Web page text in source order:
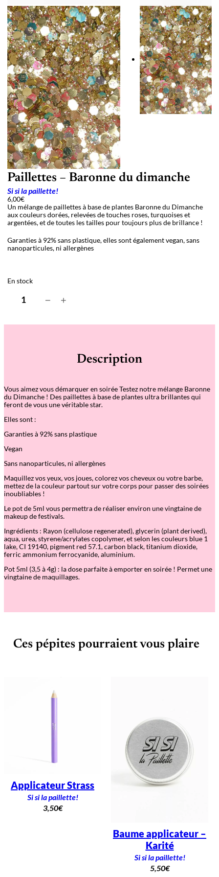
Paillettes – Baronne du dimanche
Si si la paillette!
6,00€
Un mélange de paillettes à base de plantes Baronne du Dimanche
aux couleurs dorées, relevées de touches roses, turquoises et
argentées, et de toutes les tailles pour toujours plus de brillance !
Garanties à 92% sans plastique, elles sont également vegan, sans
nanoparticules, ni allergènes
En stock
t
i
l
l
t
e
s
–
B
a
r
o
n
e
d
d
i
m
a
c
h
− +
Description
Vous aimez vous démarquer en soirée Testez notre mélange Baronne
du Dimanche ! Des paillettes à base de plantes ultra brillantes qui
feront de vous une véritable star.
Elles sont :
Garanties à 92% sans plastique
Vegan
Sans nanoparticules, ni allergènes
Maquillez vos yeux, vos joues, colorez vos cheveux ou votre barbe,
mettez de la couleur partout sur votre corps pour passer des soirées
inoubliables !
Le pot de 5ml vous permettra de réaliser environ une vingtaine de
makeup de festivals.
Ingrédients : Rayon (cellulose regenerated), glycerin (plant derived),
aqua, urea, styrene/acrylates copolymer, et selon les couleurs blue 1
lake, CI 19140, pigment red 57.1, carbon black, titanium dioxide,
ferric ammonium ferrocyanide, aluminium.
Pot 5ml (3,5 à 4g) : la dose parfaite à emporter en soirée ! Permet une
vingtaine de maquillages.
Ces pépites pourraient vous plaire
Applicateur Strass
Si si la paillette!
3,50€
Baume applicateur –
Karité
Si si la paillette!
5,50€